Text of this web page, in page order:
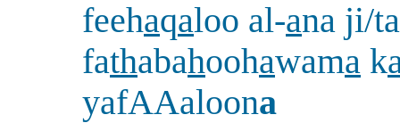
feehaqaloo al-ana ji/
fathabahoohawama k
yafAAaloona